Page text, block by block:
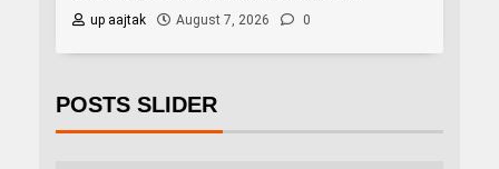
up aajtak
August 7, 2026 0
POSTS SLIDER